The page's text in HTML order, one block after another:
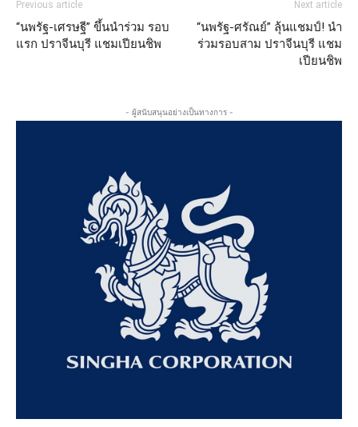
Previous article
“นพรัฐ-เศรษฐี” ขึ้นนำร่วม รอบ
แรก ปราจีนบุรี แชมเปียนชิพ
Next article
“นพรัฐ-ศรัณย์” ลุ้นแชมป์! นำ
ร่วมรอบสาม ปราจีนบุรี แชม
เปียนชิพ
- ผู้สนับสนุนอย่างเป็นทางการ -